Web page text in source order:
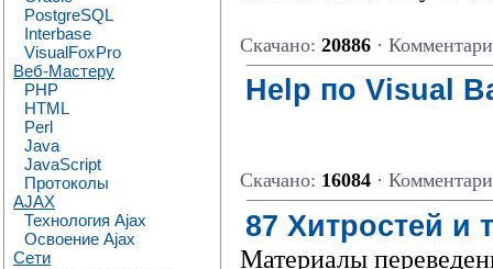
PostgreSQL
Interbase
VisualFoxPro
Веб-Мастеру
PHP
HTML
Perl
Java
JavaScript
Протоколы
AJAX
Технология Ajax
Освоение Ajax
Сети
Скачано: 20886 ·
Help по Visual
Скачано: 16084 ·
87 Хитростей и
Материалы